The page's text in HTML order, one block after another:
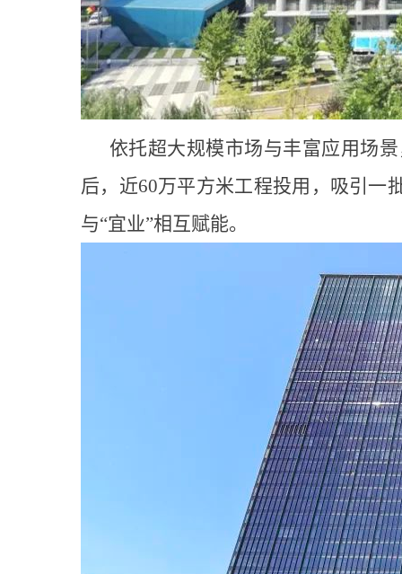
依托超大规模市场与丰富应用场
后，近60万平方米工程投用，吸引一
与“宜业”相互赋能。